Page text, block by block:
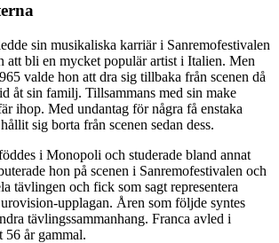
sin musikaliska karriär i Sanremofestivalen
att bli en mycket populär artist i Italien. Men
valde hon att dra sig tillbaka från scenen då
åt sin familj. Tillsammans med sin make
ihop. Med undantag för några få enstaka
sig borta från scenen sedan dess.
i Monopoli och studerade bland annat
hon på scenen i Sanremofestivalen och
tävlingen och fick som sagt representera
upplagan. Åren som följde syntes
tävlingssammanhang. Franca avled i
56 år gammal.